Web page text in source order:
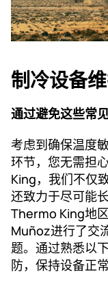
制冷设备
通过避免这些常
考虑到确保温度
环节，您无需担
King，我们不仅
还致力于尽可能
Thermo King地
Muñoz进行了交
题。通过熟悉以
防，保持设备正